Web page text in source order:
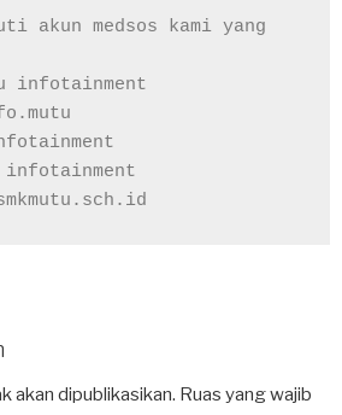
akun medsos kami yang
infotainment
infotainment
akan dipublikasikan. Ruas yang wajib